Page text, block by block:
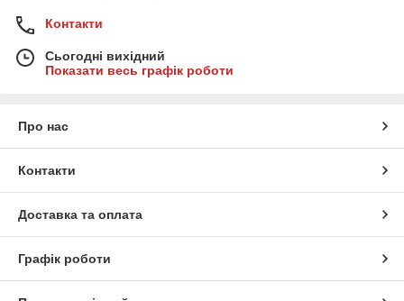
Контакти
Сьогодні вихідний
Показати весь графік роботи
Про нас
Контакти
Доставка та оплата
Графік роботи